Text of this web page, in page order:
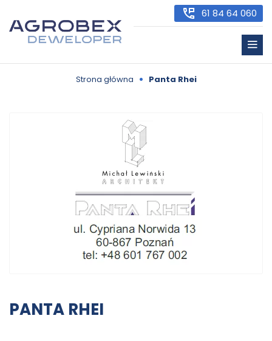
61 84 64 060
Strona główna • Panta Rhei
PANTA RHEI